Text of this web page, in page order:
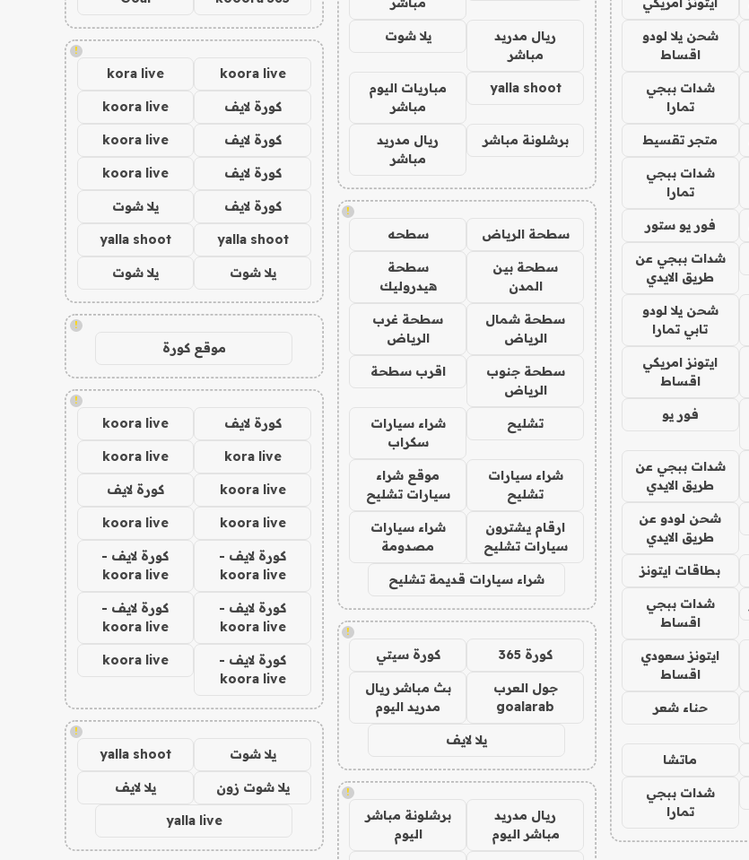
شحن يلا لودو
اقساط
شدات ببجي
تمارا
متجر تقسيط
شدات ببجي
تمارا
فور يو ستور
شدات ببجي عن
طريق الايدي
شحن يلا لودو
تابي تمارا
ايتونز امريكي
اقساط
فور يو
شدات ببجي عن
طريق الايدي
شحن لودو عن
طريق الايدي
بطاقات ايتونز
شدات ببجي
اقساط
ايتونز سعودي
اقساط
حناء شعر
ماتشا
شدات ببجي
تمارا
ريال مدريد
مباشر
يلا شوت
yalla shoot
مباريات اليوم
مباشر
برشلونة مباشر
ريال مدريد
مباشر
!
سطحة الرياض سطحه
سطحة بين
المدن
سطحة
هيدروليك
سطحة شمال
الرياض
سطحة غرب
الرياض
سطحة جنوب
الرياض
اقرب سطحة
تشليح
شراء سيارات
سكراب
شراء سيارات
تشليح
موقع شراء
سيارات تشليح
ارقام يشترون
سيارات تشليح
شراء سيارات
مصدومة
شراء سيارات قديمة تشليح
!
كورة 365 كورة سيتي
جول العرب
goalarab
بث مباشر ريال
مدريد اليوم
يلا لايف
!
ريال مدريد
مباشر اليوم
برشلونة مباشر
اليوم
!
koora live
kora live
كورة لايف koora live
كورة لايف koora live
كورة لايف koora live
كورة لايف يلا شوت
yalla shoot
yalla shoot
يلا شوت يلا شوت
!
موقع كورة
!
كورة لايف koora live
kora live
koora live
koora live كورة لايف
koora live
koora live
كورة لايف -
koora live
كورة لايف -
koora live
كورة لايف -
koora live
كورة لايف -
koora live
كورة لايف -
koora live
koora live
!
يلا شوت yalla shoot
يلا شوت زون يلا لايف
yalla live